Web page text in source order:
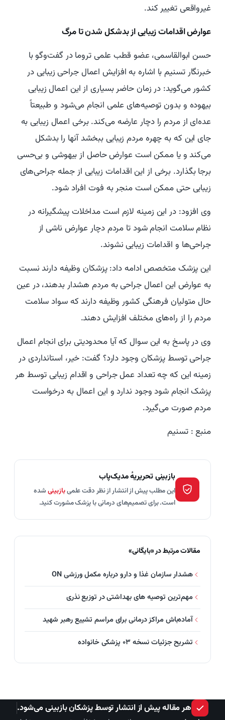
غیرواقعی تغییر کند.
عوارض اقدامات زیبایی از بدشکل شدن تا مرگ
حسن ابوالقاسمی، عضو قطب علمی تروما در گفت‌وگو با
خبرنگار تسنیم با اشاره به افزایش اعمال جراحی زیبایی در
کشور می‌گوید: در زمان حاضر بسیاری از این اعمال زیبایی
بیهوده و بدون توصیه‌های علمی انجام می‌شود و طبیعتاً
عده‌ای از مردم را دچار عارضه می‌کند. برخی اعمال زیبایی به
جای این که به چهره مردم زیبایی ببخشد آنها را بدشکل
می‌کند و یا ممکن است عوارض حاصل از بیهوشی و بی‌حسی
برجا بگذارد. برخی از این اقدامات زیبایی از جمله جراحی‌های
زیبایی حتی ممکن است منجر به فوت افراد شود.
وی افزود: در این زمینه لازم است مداخلات پیشگیرانه در
نظام سلامت انجام شود تا مردم دچار عوارض ناشی از
جراحی‌ها و اقدامات زیبایی نشوند.
این پزشک متخصص ادامه داد: پزشکان وظیفه دارند نسبت
به عوارض این اعمال جراحی به مردم هشدار بدهند، در عین
حال متولیان فرهنگی کشور وظیفه دارند که سواد سلامت
مردم را از راه‌های مختلف افزایش دهند.
وی در پاسخ به این سوال که آیا محدودیتی برای انجام اعمال
جراحی توسط پزشکان وجود دارد؟ گفت: خیر، استانداردی در
زمینه این که چه تعداد عمل جراحی و اقدام زیبایی توسط هر
پزشک انجام شود وجود ندارد و این اعمال به درخواست
مردم صورت می‌گیرد.
منبع : تسنیم
بازبینی تحریریهٔ مدیک‌پاب
این مطلب پیش از انتشار از نظر دقت علمیبازبینیشده
است. برای تصمیم‌های درمانی با پزشک مشورت کنید.
مقالات مرتبط در «بایگانی»
هشدار سازمان غذا و دارو درباره مکمل ورزشی ON
مهم‌ترین توصیه های بهداشتی در توزیع نذری
آماده‌باش مراکز درمانی برای مراسم تشییع رهبر شهید
تشریح جزئیات نسخه ۰۳ پزشکی خانواده
هر مقاله پیش از انتشار توسط پزشکان بازبینی می‌شود.